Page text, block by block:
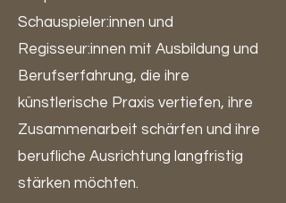
Schauspieler:innen und
Regisseur:innen mit Ausbildung und
Berufserfahrung, die ihre
künstlerische Praxis vertiefen, ihre
Zusammenarbeit schärfen und ihre
berufliche Ausrichtung langfristig
stärken möchten.